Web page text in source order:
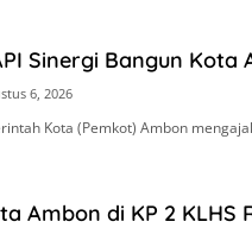
Sinergi Bangun Kota
6, 2026
Kota (Pemkot) Ambon
Ambon di KP 2 KLHS